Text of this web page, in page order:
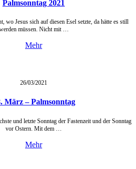
Palmsonntag 2021
wo Jesus sich auf diesen Esel setzte, da hätte es still
müssen. Nicht mit …
Mehr
26/03/2021
März – Palmsonntag
und letzte Sonntag der Fastenzeit und der Sonntag
vor Ostern. Mit dem …
Mehr